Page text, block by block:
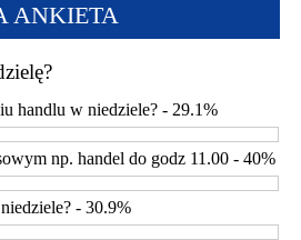
ANKIETA
handlu w niedziele? - 29.1%
np. handel do godz 11.00 - 40%
- 30.9%